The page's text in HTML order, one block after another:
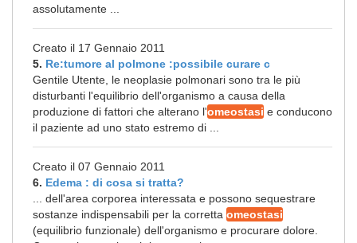
assolutamente ...
Creato il 17 Gennaio 2011
5. Re:tumore al polmone :possibile curare c
Gentile Utente, le neoplasie polmonari sono tra le più
disturbanti l'equilibrio dell'organismo a causa della
produzione di fattori che alterano l'omeostasi e conducono
il paziente ad uno stato estremo di ...
Creato il 07 Gennaio 2011
6. Edema : di cosa si tratta?
... dell'area corporea interessata e possono sequestrare
sostanze indispensabili per la corretta omeostasi
(equilibrio funzionale) dell'organismo e procurare dolore.